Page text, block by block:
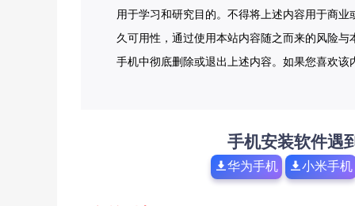
用于学习和研究目的。不得将上述内容用于商
久可用性，通过使用本站内容随之而来的风险
手机中彻底删除或退出上述内容。如果您喜欢
手机安装软件遇
华为手机 小米手机